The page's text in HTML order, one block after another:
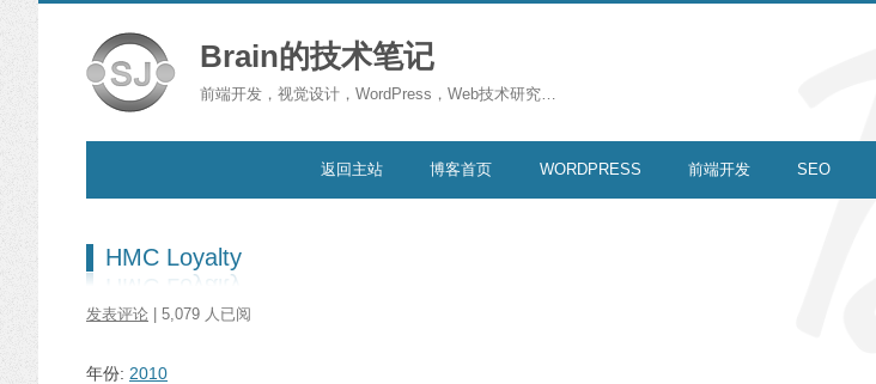
Brain的技术笔记
前端开发，视觉设计，WordPress，Web技术研究…
返回主站 博客首页 WORDPRESS 前端开发 SEO
HMC Loyalty
发表评论 | 5,079 人已阅
年份: 2010